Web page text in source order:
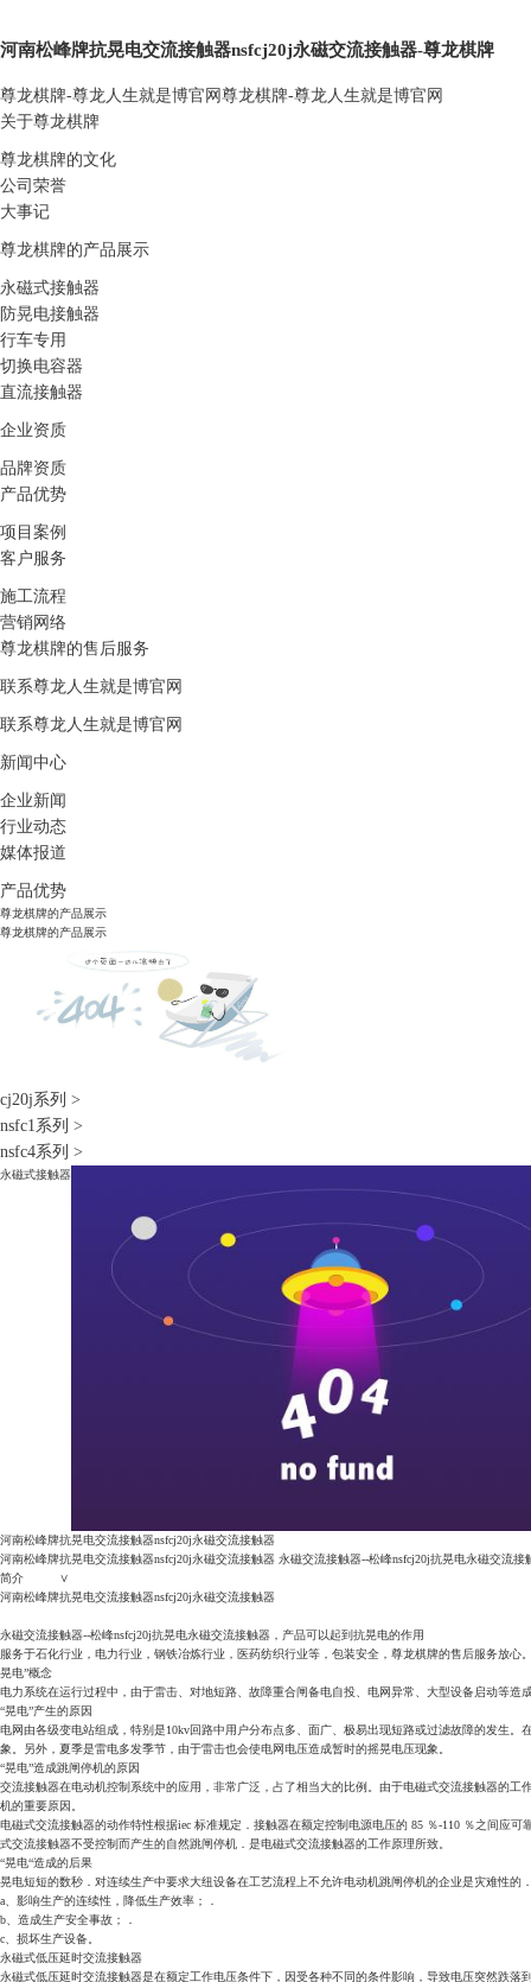
河南松峰牌抗晃电交流接触器nsfcj20j永磁交流接触器-尊龙棋牌
尊龙棋牌-尊龙人生就是博官网 尊龙棋牌-尊龙人生就是博官网
关于尊龙棋牌
尊龙棋牌的文化
公司荣誉
大事记
尊龙棋牌的产品展示
永磁式接触器
防晃电接触器
行车专用
切换电容器
直流接触器
企业资质
品牌资质
产品优势
项目案例
客户服务
施工流程
营销网络
尊龙棋牌的售后服务
联系尊龙人生就是博官网
联系尊龙人生就是博官网
新闻中心
企业新闻
行业动态
媒体报道
产品优势
尊龙棋牌的产品展示
尊龙棋牌的产品展示
cj20j系列 >
nsfc1系列 >
nsfc4系列 >
永磁式接触器
河南松峰牌抗晃电交流接触器nsfcj20j永磁交流接触器
河南松峰牌抗晃电交流接触器nsfcj20j永磁交流接触器 永磁交流接触器--松峰nsfcj20j抗晃电永磁交流
简介 ∨
河南松峰牌抗晃电交流接触器nsfcj20j永磁交流接触器
永磁交流接触器--松峰nsfcj20j抗晃电永磁交流接触器，产品可以起到抗晃电的作用
服务于石化行业，电力行业，钢铁冶炼行业，医药纺织行业等，包装安全，尊龙棋牌的售后服务放心
晃电”概念
电力系统在运行过程中，由于雷击、对地短路、故障重合闸备电自投、电网异常、大型设备启动等
“晃电”产生的原因
电网由各级变电站组成，特别是10kv回路中用户分布点多、面广、极易出现短路或过滤故障的发生
象。另外，夏季是雷电多发季节，由于雷击也会使电网电压造成暂时的摇晃电压现象。
“晃电”造成跳闸停机的原因
交流接触器在电动机控制系统中的应用，非常广泛，占了相当大的比例。由于电磁式交流接触器的
机的重要原因。
电磁式交流接触器的动作特性根据iec 标准规定．接触器在额定控制电源电压的 85 ％-110 ％之间应
式交流接触器不受控制而产生的自然跳闸停机．是电磁式交流接触器的工作原理所致。
“晃电“造成的后果
晃电短短的数秒．对连续生产中要求大纽设备在工艺流程上不允许电动机跳闸停机的企业是灾难性
a、影响生产的连续性，降低生产效率；．
b、造成生产安全事故；．
c、损坏生产设备。
永磁式低压延时交流接触器
永磁式低压延时交流接触器是在额定工作电压条件下，因受各种不同的条件影响，导致电压突然跌